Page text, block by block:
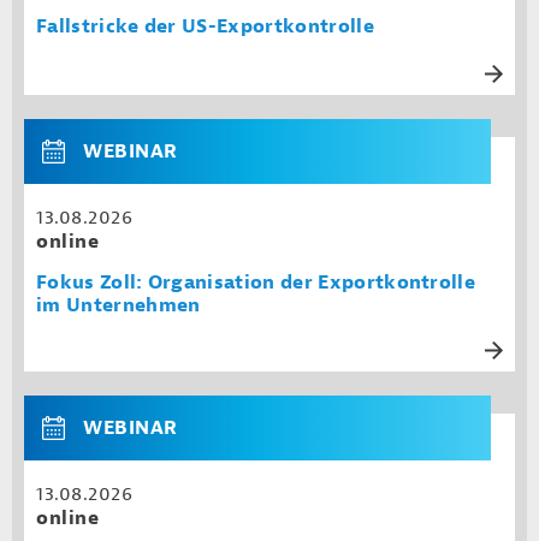
Fallstricke der US-Exportkontrolle
WEBINAR
13.08.2026
online
Fokus Zoll: Organisation der Exportkontrolle
im Unternehmen
WEBINAR
13.08.2026
online